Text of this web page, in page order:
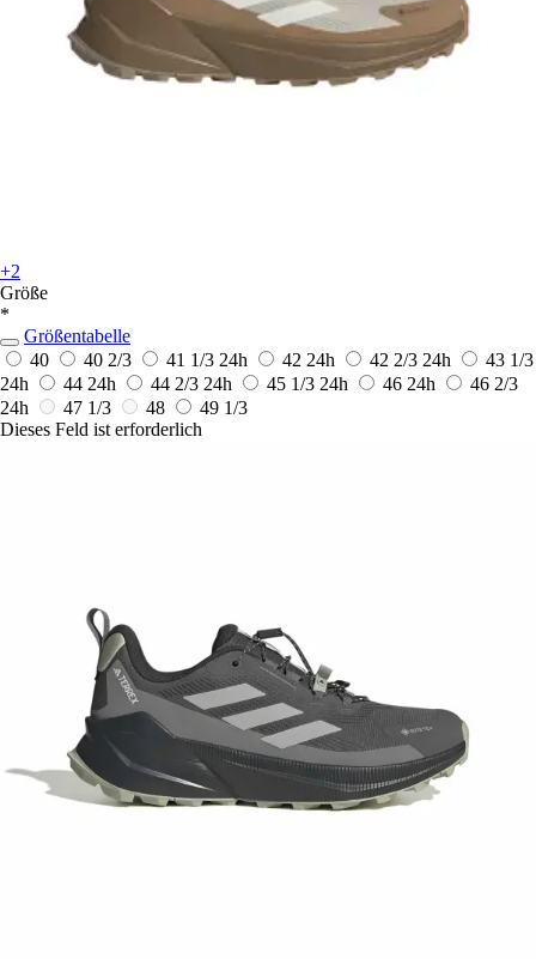
+2
Größe
*
Größentabelle
40
40 2/3 41 1/3 24h 42 24h 42 2/3 24h
43 1/3
24h
44 24h 44 2/3 24h 45 1/3 24h 46 24h
46 2/3
24h
47 1/3 48
49 1/3
Dieses Feld ist erforderlich